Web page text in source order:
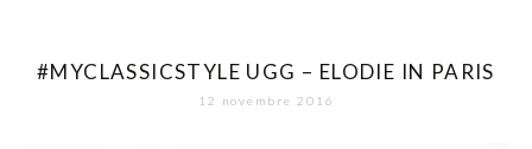
#MYCLASSICSTYLE UGG – ELODIE IN PARIS
12 novembre 2016